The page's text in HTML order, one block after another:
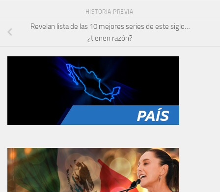
HISTORIA PREVIA
Revelan lista de las 10 mejores series de este siglo…
¿tienen razón?